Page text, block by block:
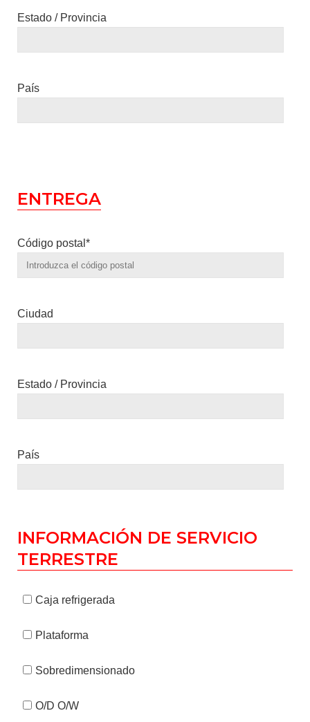
Estado / Provincia
País
ENTREGA
Código postal*
Ciudad
Estado / Provincia
País
INFORMACIÓN DE SERVICIO
TERRESTRE
Caja refrigerada
Plataforma
Sobredimensionado
O/D O/W